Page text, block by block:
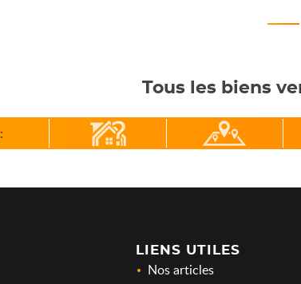
Tous les biens
:
LIENS UTILES
Nos articles